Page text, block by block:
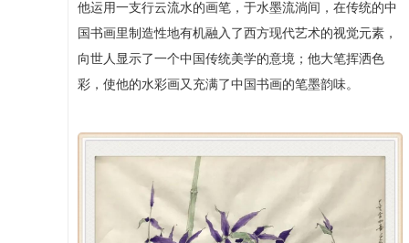
他运用一支行云流水的画笔，于水墨流淌间，在传统的中
国书画里制造性地有机融入了西方现代艺术的视觉元素，
向世人显示了一个中国传统美学的意境；他大笔挥洒色
彩，使他的水彩画又充满了中国书画的笔墨韵味。